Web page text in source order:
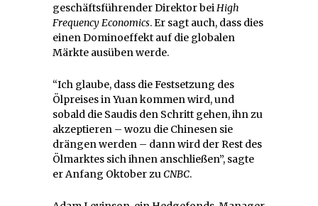
geschäftsführender Direktor beiHigh
Frequency Economics. Er sagt auch, dass dies
einen Dominoeffekt auf die globalen
Märkte ausüben werde.
“Ich glaube, dass die Festsetzung des
Ölpreises in Yuan kommen wird, und
sobald die Saudis den Schritt gehen, ihn zu
akzeptieren – wozu die Chinesen sie
drängen werden – dann wird der Rest des
Ölmarktes sich ihnen anschließen”, sagte
er Anfang Oktober zuCNBC.